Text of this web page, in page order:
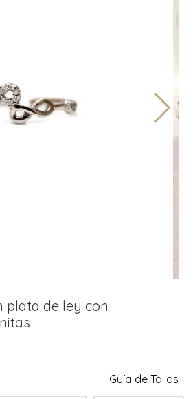
plata de ley con
Guía de Tallas